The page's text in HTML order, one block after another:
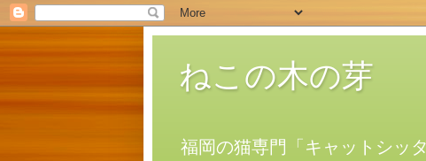
ねこの木の芽
福岡の猫専門「キャットシッ